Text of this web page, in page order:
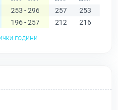
253 - 296 257 253
196 - 257 212 216
години